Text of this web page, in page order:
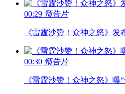
00:29 预告片
《雷霆沙赞！众神之怒》
00:30 预告片
《雷霆沙赞！众神之怒》曝